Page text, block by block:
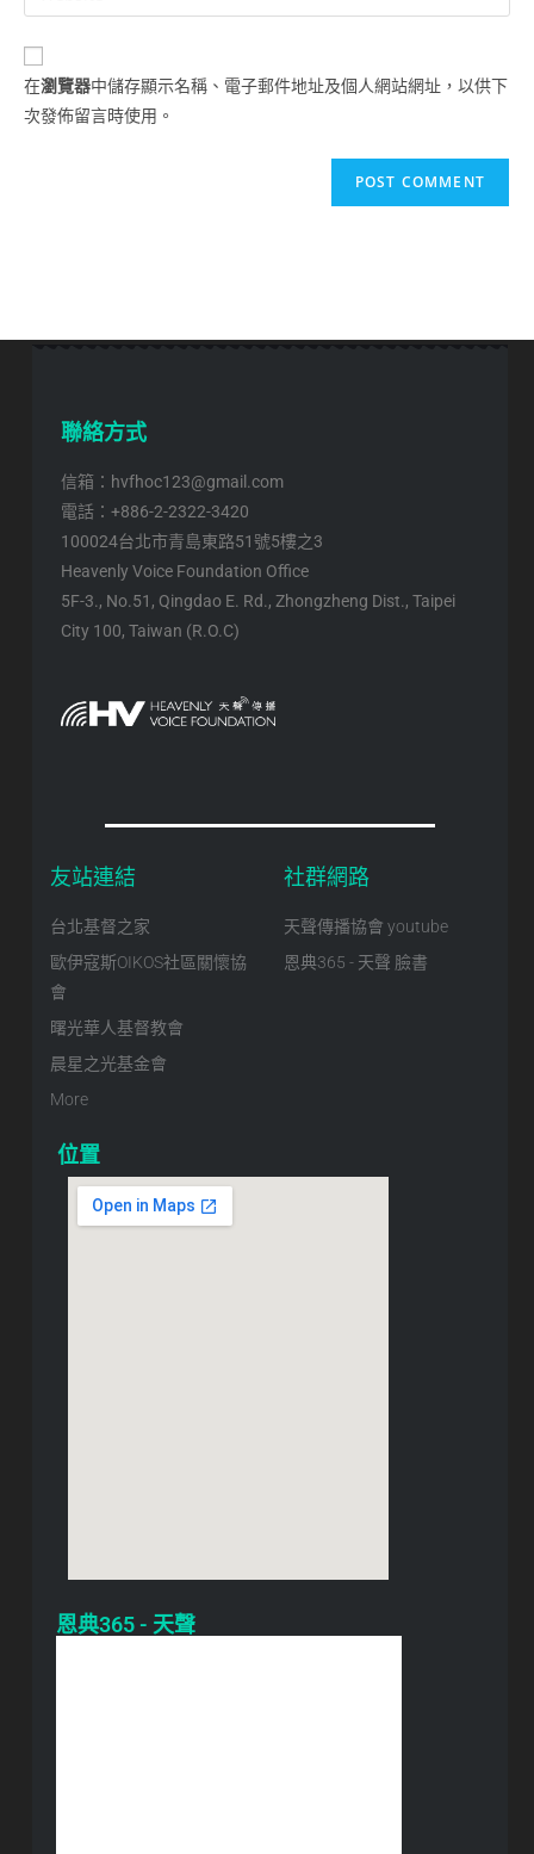
在瀏覽器中儲存顯示名稱、電子郵件地址及個人網站網址，以供下
次發佈留言時使用。
聯絡方式
信箱：hvfhoc123@gmail.com
電話：+886-2-2322-3420
100024台北市青島東路51號5樓之3
Heavenly Voice Foundation Office
5F-3., No.51, Qingdao E. Rd., Zhongzheng Dist., Taipei
City 100, Taiwan (R.O.C)
友站連結
台北基督之家
歐伊寇斯OIKOS社區關懷協
會
曙光華人基督教會
晨星之光基金會
More
社群網路
天聲傳播協會 youtube
恩典365 - 天聲 臉書
位置
恩典365 - 天聲